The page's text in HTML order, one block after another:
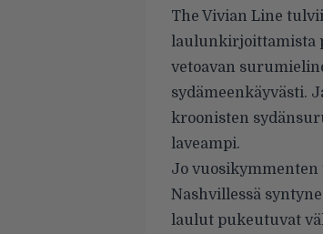
The Vivian Line
laulunkirjoittamista
vetoavan
sydämeenkäyvästi.
kroonisten
laveampi.
Jo vuosikymmenten
Nashvillessä
laulut pukeutuvat